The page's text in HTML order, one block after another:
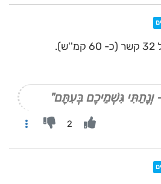
וְנָתַתִּי גִּשְׁמֵיכֶם בְּעִתָּם"
2